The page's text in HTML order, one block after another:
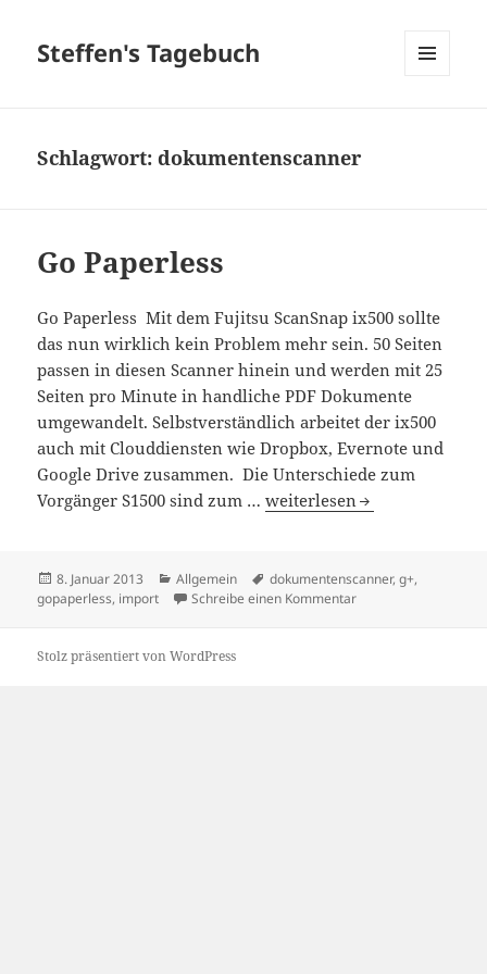
Steffen's Tagebuch
Schlagwort:dokumentenscanner
Go Paperless
Go Paperless Mit dem Fujitsu ScanSnap ix500 sollte
das nun wirklich kein Problem mehr sein. 50 Seiten
passen in diesen Scanner hinein und werden mit 25
Seiten pro Minute in handliche PDF Dokumente
umgewandelt. Selbstverständlich arbeitet der ix500
auch mit Clouddiensten wie Dropbox, Evernote und
Google Drive zusammen. Die Unterschiede zum
Vorgänger S1500 sind zum …Go Paperless
weiterlesen
Veröffentlicht
am
8. Januar 2013 Kategorien
Allgemein Schlagwörter
dokumentenscanner,g+,
gopaperless, import Schreibe einen Kommentarzu Go Paperless
Stolz präsentiert von WordPress